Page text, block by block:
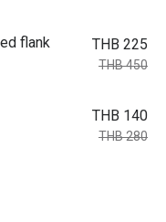
flank
THB 225
THB 450
THB 140
THB 280